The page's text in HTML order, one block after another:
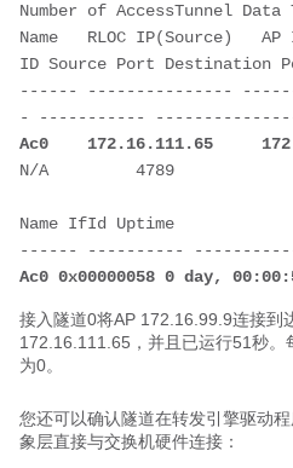
Number of AccessTunnel
Name   RLOC IP(Source)
ID Source Port Destination
------ ---------------
- -----------
Ac0
172.16.111.65
N/A         4789
Name IfId Uptime
------ ----------
Ac0 0x00000058 0 day,
接入隧道0将AP 172.16.99.9连接到
172.16.111.65，并且已运行51秒。
为0。
您还可以确认隧道在转发引擎驱动
象层直接与交换机硬件连接：